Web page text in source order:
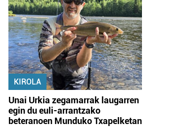
KIROLA
Unai Urkia zegamarrak laugarren
egin du euli-arrantzako
beteranoen Munduko Txapelketan